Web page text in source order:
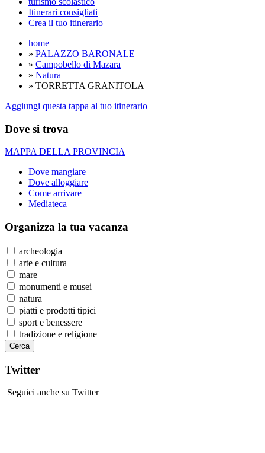
Itinerari consigliati
Crea il tuo itinerario
home
» PALAZZO BARONALE
» Campobello di Mazara
» Natura
» TORRETTA GRANITOLA
Aggiungi questa tappa al tuo itinerario
Dove si trova
MAPPA DELLA PROVINCIA
Dove mangiare
Dove alloggiare
Come arrivare
Mediateca
Organizza la tua vacanza
archeologia
arte e cultura
mare
monumenti e musei
natura
piatti e prodotti tipici
sport e benessere
tradizione e religione
Twitter
Seguici anche su Twitter